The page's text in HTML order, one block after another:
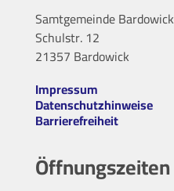
Samtgemeinde Bardowick
Schulstr. 12
21357 Bardowick
Impressum
Datenschutzhinweise
Barrierefreiheit
Öffnungszeiten